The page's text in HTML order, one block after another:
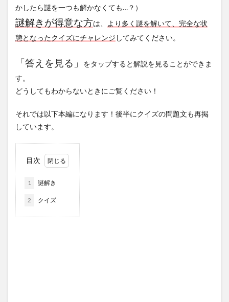
かしたら謎を一つも解かなくても…？）
謎解きが得意な方は、
より多く謎を解いて、完全な状
態となったクイズにチャレンジ してみてください。
「答えを見る」
をタップすると解説を見ることができま
す。
どうしてもわからないときにご覧ください！
それでは以下本編になります！後半にクイズの問題文も再掲
しています。
目次
1 謎解き
2 クイズ